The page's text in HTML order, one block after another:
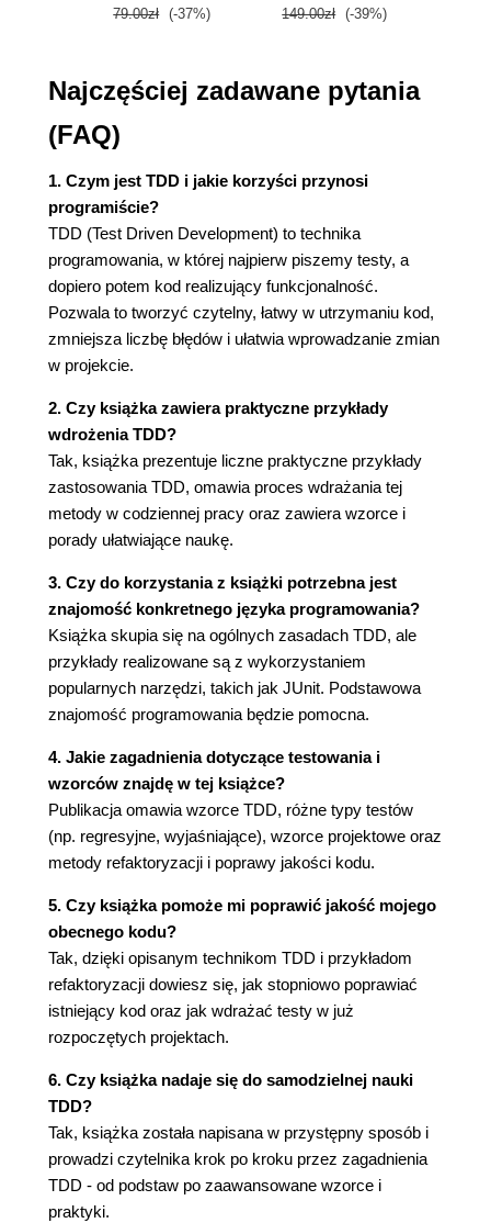
Rozdział 20. Sprzątanie po sobie
Rozdział 23. W jedności siła
CZĘŚĆ III Wzorce dla programowania
Rozdział 25. O wzorcach TDD
Test
Izolowanie testów
Lista testów
Najpierw testy
Najpierw asercje
Dane testowe
Przejrzyste dane
Rozdział 26. Wzorce czerwonego paska
Test w jednym kroku
Test startowy
Test objaśniający
Test pouczający2
Inne rodzaje testów
Przerwa
Od początku
Tanie biurko, wygodny fotel
Rozdział 27. Wzorce testowania
Test wtórny
Atrapa
Łańcuch-dziennik
Symulowana katastrofa
Czysta sprawa
Rozdział 28. Wzorce zielonego paska
Preparacja, czyli oszustwo w dobrej wierze
Triangulacja
Implementowanie oczywiste
Jedno na wiele
Rozdział 29. Wzorce xUnit
Asercja
Fikstura zewnętrzna
Test wyjątku
Wszystkie testy
Rozdział 30. Wzorce projektowe
79.00zł (-37%) 149.00zł (-39%)
Najczęściej zadawane pytania
(FAQ)
1. Czym jest TDD i jakie korzyści przynosi
programiście?
TDD (Test Driven Development) to technika
programowania, w której najpierw piszemy testy, a
dopiero potem kod realizujący funkcjonalność.
Pozwala to tworzyć czytelny, łatwy w utrzymaniu kod,
zmniejsza liczbę błędów i ułatwia wprowadzanie zmian
w projekcie.
2. Czy książka zawiera praktyczne przykłady
wdrożenia TDD?
Tak, książka prezentuje liczne praktyczne przykłady
zastosowania TDD, omawia proces wdrażania tej
metody w codziennej pracy oraz zawiera wzorce i
porady ułatwiające naukę.
3. Czy do korzystania z książki potrzebna jest
znajomość konkretnego języka programowania?
Książka skupia się na ogólnych zasadach TDD, ale
przykłady realizowane są z wykorzystaniem
popularnych narzędzi, takich jak JUnit. Podstawowa
znajomość programowania będzie pomocna.
4. Jakie zagadnienia dotyczące testowania i
wzorców znajdę w tej książce?
Publikacja omawia wzorce TDD, różne typy testów
(np. regresyjne, wyjaśniające), wzorce projektowe oraz
metody refaktoryzacji i poprawy jakości kodu.
5. Czy książka pomoże mi poprawić jakość mojego
obecnego kodu?
Tak, dzięki opisanym technikom TDD i przykładom
refaktoryzacji dowiesz się, jak stopniowo poprawiać
istniejący kod oraz jak wdrażać testy w już
rozpoczętych projektach.
6. Czy książka nadaje się do samodzielnej nauki
TDD?
Tak, książka została napisana w przystępny sposób i
prowadzi czytelnika krok po kroku przez zagadnienia
TDD - od podstaw po zaawansowane wzorce i
praktyki.